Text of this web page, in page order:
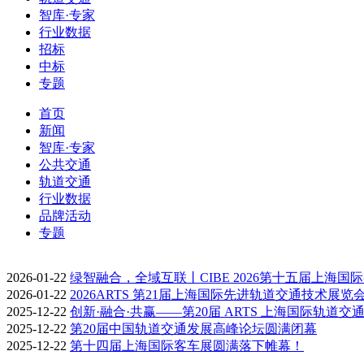
智库·专家
行业数据
招标
中标
专题
首页
新闻
智库·专家
公共交通
轨道交通
行业数据
品牌活动
专题
2026-01-22 绿智融合，全域互联丨CIBE 2026第十五届上海国
2026-01-22 2026ARTS 第21届上海国际先进轨道交通技术展览
2025-12-22 创新·融合·共赢——第20届 ARTS 上海国际轨道交
2025-12-22 第20届中国轨道交通发展高峰论坛圆满闭幕
2025-12-22 第十四届上海国际客车展圆满落下帷幕！